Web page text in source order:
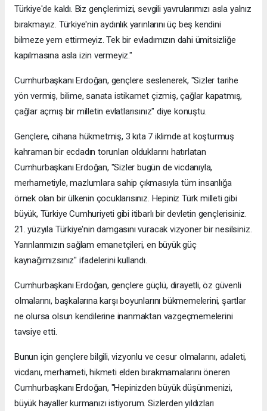
Türkiye'de kaldı. Biz gençlerimizi, sevgili yavrularımızı asla yalnız
bırakmayız. Türkiye'nin aydınlık yarınlarını üç beş kendini
bilmeze yem ettirmeyiz. Tek bir evladımızın dahi ümitsizliğe
kapılmasına asla izin vermeyiz."
Cumhurbaşkanı Erdoğan, gençlere seslenerek, "Sizler tarihe
yön vermiş, bilime, sanata istikamet çizmiş, çağlar kapatmış,
çağlar açmış bir milletin evlatlarısınız" diye konuştu.
Gençlere, cihana hükmetmiş, 3 kıta 7 iklimde at koşturmuş
kahraman bir ecdadın torunları olduklarını hatırlatan
Cumhurbaşkanı Erdoğan, "Sizler bugün de vicdanıyla,
merhametiyle, mazlumlara sahip çıkmasıyla tüm insanlığa
örnek olan bir ülkenin çocuklarısınız. Hepiniz Türk milleti gibi
büyük, Türkiye Cumhuriyeti gibi itibarlı bir devletin gençlerisiniz.
21. yüzyıla Türkiye'nin damgasını vuracak vizyoner bir nesilsiniz.
Yarınlarımızın sağlam emanetçileri, en büyük güç
kaynağımızsınız" ifadelerini kullandı.
Cumhurbaşkanı Erdoğan, gençlere güçlü, dirayetli, öz güvenli
olmalarını, başkalarına karşı boyunlarını bükmemelerini, şartlar
ne olursa olsun kendilerine inanmaktan vazgeçmemelerini
tavsiye etti.
Bunun için gençlere bilgili, vizyonlu ve cesur olmalarını, adaleti,
vicdanı, merhameti, hikmeti elden bırakmamalarını öneren
Cumhurbaşkanı Erdoğan, "Hepinizden büyük düşünmenizi,
büyük hayaller kurmanızı istiyorum. Sizlerden yıldızları